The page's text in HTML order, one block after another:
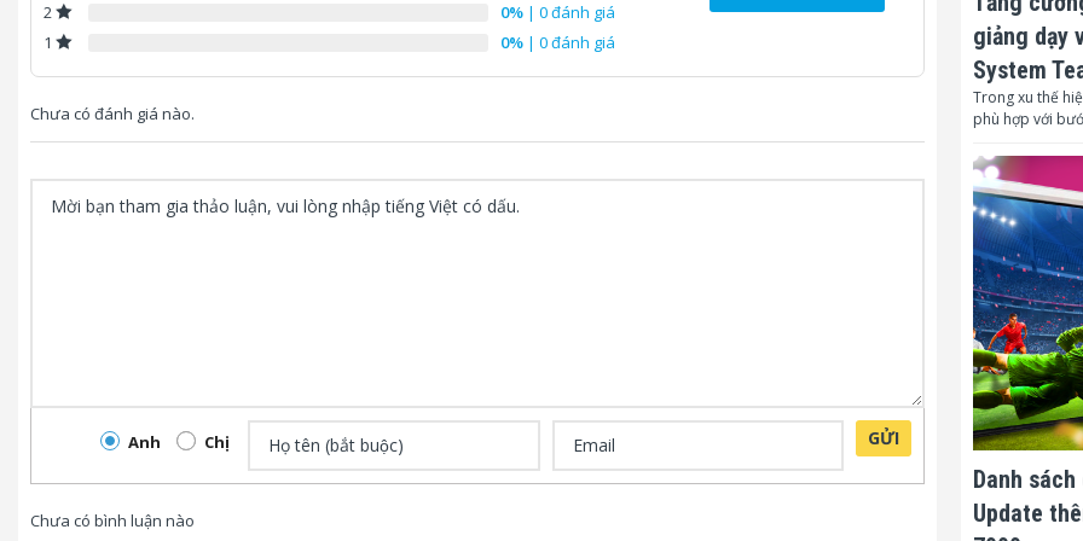
độ bền và hiệu suất như rạp hát, trung tâm hội nghị, bảo tàng hoặc trình chiếu mapping ngoài
trời.
Đang cập nhật thông tin
2
0% | 0 đánh giá
1
0% | 0 đánh giá
Chưa có đánh giá nào.
Anh Chị GỬI
Chưa có bình luận nào
giảng dạy
System
Trong xu thế
phù hợp với
Danh
Update